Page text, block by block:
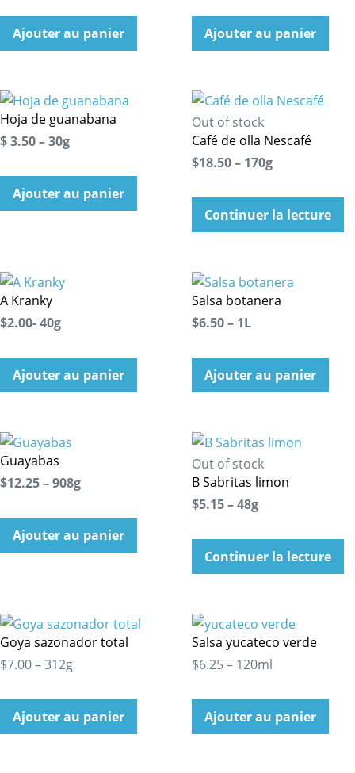
Ajouter au panier Ajouter au panier
Hoja de guanabana
$ 3.50 – 30g
Ajouter au panier
Out of stock
Café de olla Nescafé
$18.50 – 170g
Continuer la lecture
A Kranky
$2.00- 40g
Ajouter au panier
Salsa botanera
$6.50 – 1L
Ajouter au panier
Guayabas
$12.25 – 908g
Ajouter au panier
Out of stock
B Sabritas limon
$5.15 – 48g
Continuer la lecture
Goya sazonador total
$7.00 – 312g
Ajouter au panier
Salsa yucateco verde
$6.25 – 120ml
Ajouter au panier